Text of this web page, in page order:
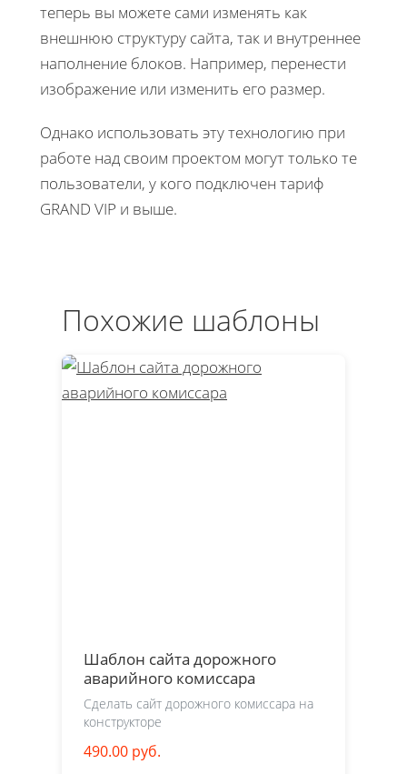
теперь вы можете сами изменять как
внешнюю структуру сайта, так и внутреннее
наполнение блоков. Например, перенести
изображение или изменить его размер.
Однако использовать эту технологию при
работе над своим проектом могут только те
пользователи, у кого подключен тариф
GRAND VIP и выше.
Похожие шаблоны
Шаблон сайта дорожного
аварийного комиссара
Сделать сайт дорожного комиссара на
конструкторе
490.00 руб.